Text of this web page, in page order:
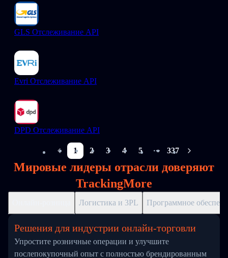
GLS Отслеживание API
Evri Отслеживание API
DPD Отслеживание API
1 2 3 4 5
More pages
337
Мировые лидеры отрасли доверяют
TrackingMore
Логистика и 3PL Программное
Решения для индустрии онлайн-торговли
Упростите розничные операции и улучшите
послепокупочный опыт с полностью брендированным